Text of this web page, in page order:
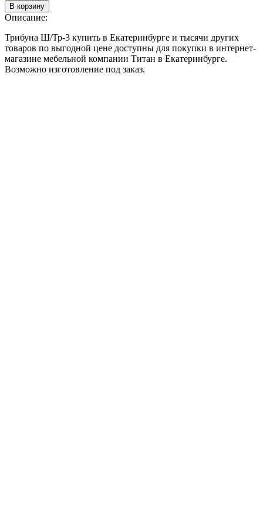
В корзину
Описание:
Трибуна Ш/Тр-3 купить в Екатеринбурге и тысячи других
товаров по выгодной цене доступны для покупки в интернет-
магазине мебельной компании Титан в Екатеринбурге.
Возможно изготовление под заказ.